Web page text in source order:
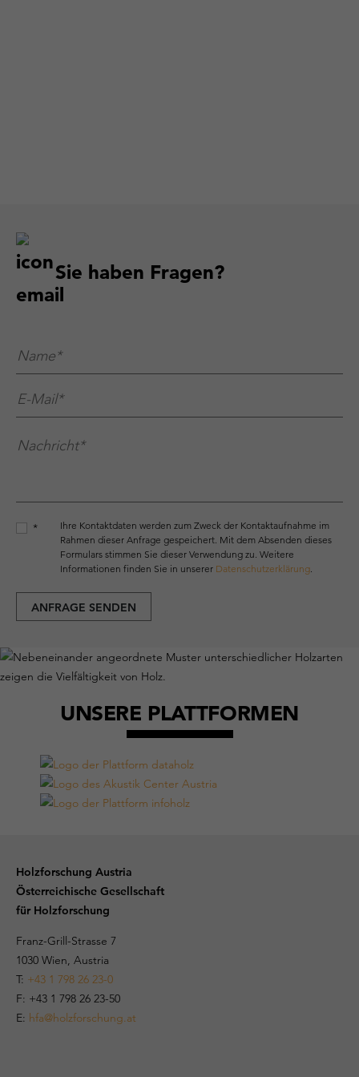
Sie haben Fragen?
Name**
E-Mail**
Nachricht**
*
Ihre Kontaktdaten werden zum Zweck der Kontaktaufnahme im
Rahmen dieser Anfrage gespeichert. Mit dem Absenden dieses
Formulars stimmen Sie dieser Verwendung zu. Weitere
Informationen finden Sie in unserer Datenschutzerklärung.
ANFRAGE SENDEN
UNSERE PLATTFORMEN
Holzforschung Austria
Österreichische Gesellschaft
für Holzforschung
Franz-Grill-Strasse 7
1030 Wien, Austria
T: +43 1 798 26 23-0
​​F: +43 1 798 26 23-50
E: hfa@holzforschung.at